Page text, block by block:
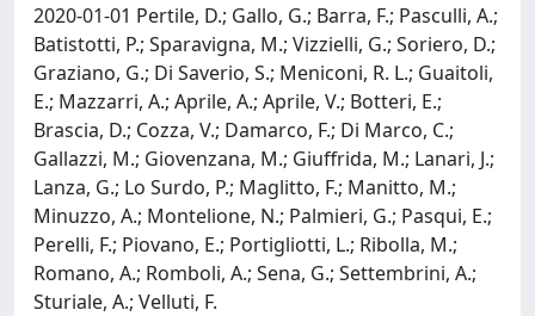
2020-01-01 Pertile, D.; Gallo, G.; Barra, F.; Pasculli, A.;
Batistotti, P.; Sparavigna, M.; Vizzielli, G.; Soriero, D.;
Graziano, G.; Di Saverio, S.; Meniconi, R. L.; Guaitoli,
E.; Mazzarri, A.; Aprile, A.; Aprile, V.; Botteri, E.;
Brascia, D.; Cozza, V.; Damarco, F.; Di Marco, C.;
Gallazzi, M.; Giovenzana, M.; Giuffrida, M.; Lanari, J.;
Lanza, G.; Lo Surdo, P.; Maglitto, F.; Manitto, M.;
Minuzzo, A.; Montelione, N.; Palmieri, G.; Pasqui, E.;
Perelli, F.; Piovano, E.; Portigliotti, L.; Ribolla, M.;
Romano, A.; Romboli, A.; Sena, G.; Settembrini, A.;
Sturiale, A.; Velluti, F.